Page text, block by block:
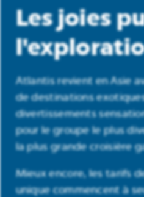
Les joies
Atlantis revient en Asie
de destinations
divertissements
pour le groupe le plus
la plus grande croisière
Mieux encore, les tarifs
unique commencent à